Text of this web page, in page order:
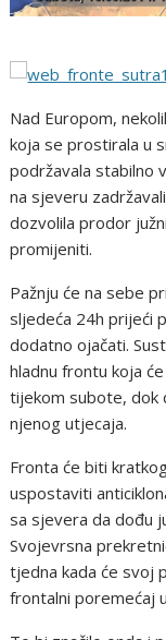
Nad Europom,
koja se prostirala u
podržavala stabilno
na sjeveru
dozvolila prodor
promijeniti.
Pažnju će na sebe
sljedeća 24h prijeći
dodatno ojačati.
hladnu frontu koja
tijekom subote, dok
njenog utjecaja.
Fronta će biti
uspostaviti
sa sjevera da dođu
Svojevrsna
tjedna kada će svoj
frontalni poremećaj